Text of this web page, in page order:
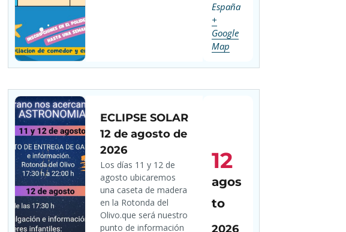
España
+
Google
Map
ECLIPSE SOLAR
12 de agosto de
2026
Los días 11 y 12 de
agosto ubicaremos
una caseta de madera
en la Rotonda del
Olivo.que será nuestro
punto de información
12
agos
to
2026